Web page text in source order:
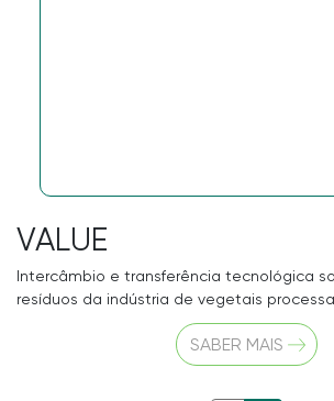
VALUE
Intercâmbio e transferência tecnológica
resíduos da indústria de vegetais
SABER MAIS